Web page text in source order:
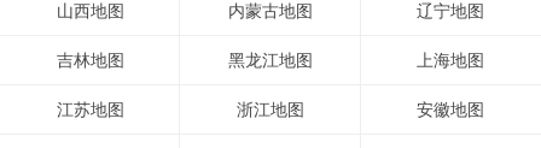
山西地图 内蒙古地图 辽宁地图
吉林地图 黑龙江地图 上海地图
江苏地图 浙江地图 安徽地图